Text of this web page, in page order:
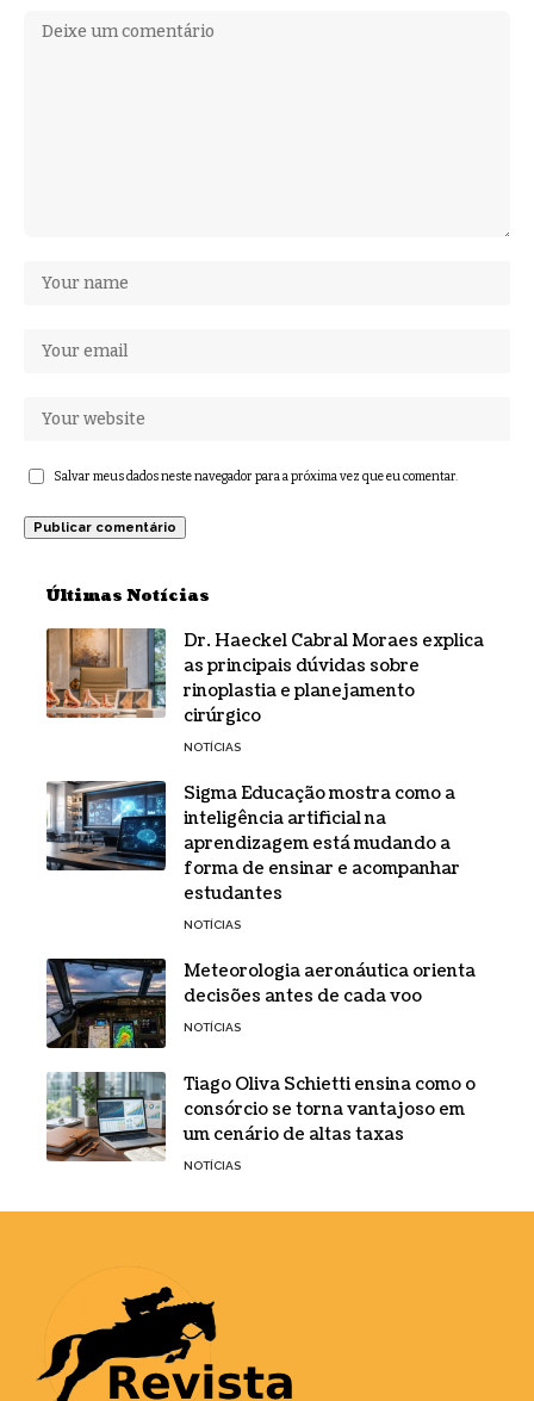
Salvar meus dados neste navegador para a próxima vez que eu comentar.
Últimas Notícias
Dr. Haeckel Cabral Moraes explica
as principais dúvidas sobre
rinoplastia e planejamento
cirúrgico
NOTÍCIAS
Sigma Educação mostra como a
inteligência artificial na
aprendizagem está mudando a
forma de ensinar e acompanhar
estudantes
NOTÍCIAS
Meteorologia aeronáutica orienta
decisões antes de cada voo
NOTÍCIAS
Tiago Oliva Schietti ensina como o
consórcio se torna vantajoso em
um cenário de altas taxas
NOTÍCIAS